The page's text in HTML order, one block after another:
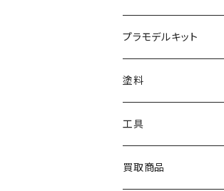
みんなのアクション3D
アクリルベース
ナチュラルベース
オリジナルアクキー
プラモデルキット
BANDAI
HG
MG
TAMIYA
カーモデル
アオシマ
塗料
クレオス
ラッカー塗料
TAMIYA
工具
TAMIYA
買取商品